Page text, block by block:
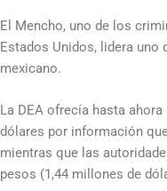
El Mencho, uno de los
Estados Unidos, lidera
mexicano.
La DEA ofrecía hasta
dólares por información
mientras que las
pesos (1,44 millones de